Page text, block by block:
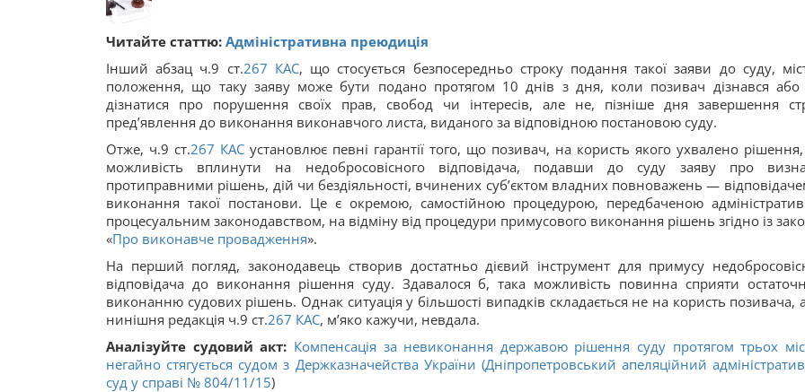
Читайте статтю: Адміністративна преюдиція
Інший абзац ч.9 ст.267 КАС, що стосується безпосередньо строку подання такої заяви до суду,
положення, що таку заяву може бути подано протягом 10 днів з дня, коли позивач дізнався
дізнатися про порушення своїх прав, свобод чи інтересів, але не, пізніше дня завершення
пред’явлення до виконання виконавчого листа, виданого за відповідною постановою суду.
Отже, ч.9 ст.267 КАС установлює певні гарантії того, що позивач, на користь якого ухвалено
можливість вплинути на недобросовісного відповідача, подавши до суду заяву про
протиправними рішень, дій чи бездіяльності, вчинених суб’єктом владних повноважень —
виконання такої постанови. Це є окремою, самостійною процедурою, передбаченою
процесуальним законодавством, на відміну від процедури примусового виконання рішень згідно із
«Про виконавче провадження».
На перший погляд, законодавець створив достатньо дієвий інструмент для примусу
відповідача до виконання рішення суду. Здавалося б, така можливість повинна сприяти
виконанню судових рішень. Однак ситуація у більшості випадків складається не на користь позивача,
нинішня редакція ч.9 ст.267 КАС, м’яко кажучи, невдала.
Аналізуйте судовий акт: Компенсація за невиконання державою рішення суду протягом трьох
негайно стягується судом з Держказначейства України (Дніпропетровський апеляційний
суд у справі № 804/11/15)